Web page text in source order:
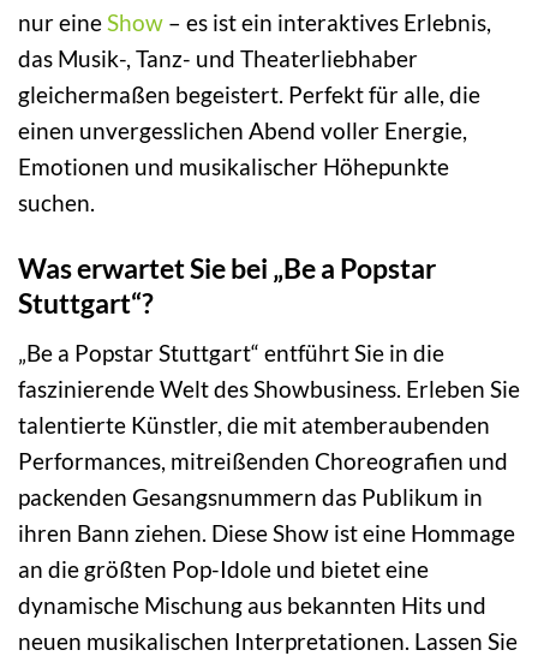
nur eineShow – es ist ein interaktives Erlebnis,
das Musik-, Tanz- und Theaterliebhaber
gleichermaßen begeistert. Perfekt für alle, die
einen unvergesslichen Abend voller Energie,
Emotionen und musikalischer Höhepunkte
suchen.
Was erwartet Sie bei „Be a Popstar
Stuttgart“?
„Be a Popstar Stuttgart“ entführt Sie in die
faszinierende Welt des Showbusiness. Erleben Sie
talentierte Künstler, die mit atemberaubenden
Performances, mitreißenden Choreografien und
packenden Gesangsnummern das Publikum in
ihren Bann ziehen. Diese Show ist eine Hommage
an die größten Pop-Idole und bietet eine
dynamische Mischung aus bekannten Hits und
neuen musikalischen Interpretationen. Lassen Sie